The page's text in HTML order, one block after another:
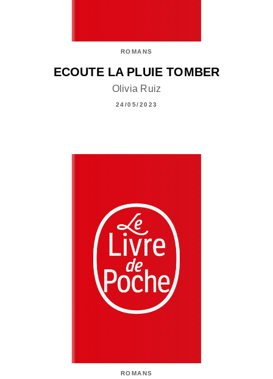
ROMANS
ECOUTE LA PLUIE TOMBER
Olivia Ruiz
24/05/2023
ROMANS